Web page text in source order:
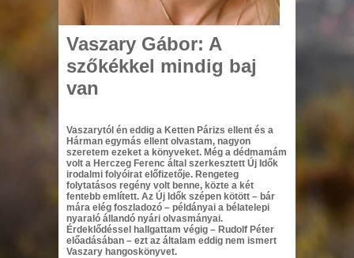
Vaszary Gábor: A
szőkékkel mindig baj
van
Vaszarytól én eddig a Ketten Párizs ellent és a
Hárman egymás ellent olvastam, nagyon
szeretem ezeket a könyveket. Még a dédmamám
volt a Herczeg Ferenc által szerkesztett Új Idők
irodalmi folyóirat előfizetője. Rengeteg
folytatásos regény volt benne, közte a két
fentebb említett. Az Új Idők szépen kötött – bár
mára elég foszladozó – példányai a bélatelepi
nyaraló állandó nyári olvasmányai.
Érdeklődéssel hallgattam végig – Rudolf Péter
előadásában – ezt az általam eddig nem ismert
Vaszary hangoskönyvet.